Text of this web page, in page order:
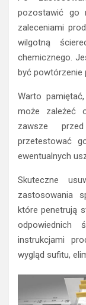
pozostawić go
zaleceniami
wilgotną
chemicznego.
być powtórzenie
Warto
może zależeć
zawsze
przetestować
ewentualnych
Skuteczne
zastosowania
które penetrują
instrukcjami
wygląd sufitu,